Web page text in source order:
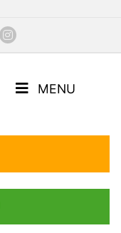
MENU